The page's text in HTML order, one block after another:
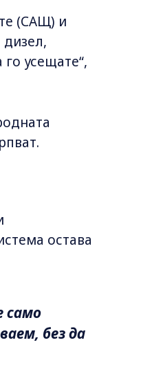
(САЩ) и
усещате“,
остава
само
без да